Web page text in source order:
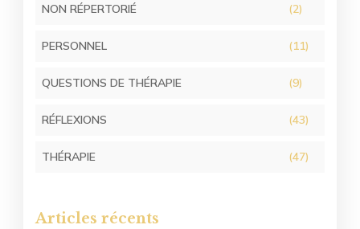
NON RÉPERTORIÉ (2)
PERSONNEL (11)
QUESTIONS DE THÉRAPIE (9)
RÉFLEXIONS (43)
THÉRAPIE (47)
Articles récents